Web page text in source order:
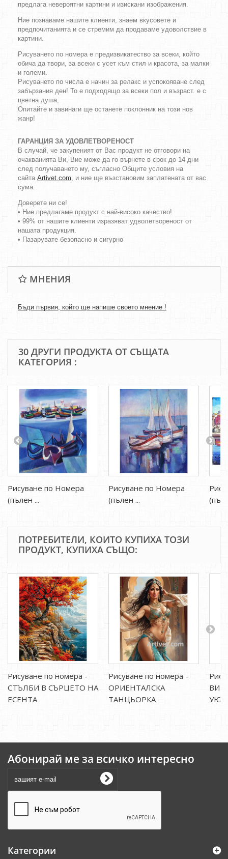
предлага невероятни картини и изискани изображения.
Ние познаваме нашите клиенти, знаем вкусовете и
предпочитанията и се стремим да продаваме удоволствие в
картини.
Рисуването по номера е предизвикатество за всеки, който
обича да твори, за всеки с усет към стил и красота, за малки
и големи.
Рисуването по числа е начин за релакс и успокояване след
забързания ден! То е подходящо за всеки пол и възраст. е с
цветна душа,
Опитайте и завинаги ще останете поклонник на този нов
жанр!
ГАРАНЦИЯ ЗА УДОВЛЕТВОРЕНОСТ
В случай, че закупеният от Вас продукт не отговори на
очакванията Ви, Вие може да го върнете в срок до 14 дни
след получаването му, съгласно Общите условия на
сайта Artivet.com, и ние ще възстановим заплатената от вас
сума.
Доверете ни се!
• Ние предлагаме продукт с най-високо качество!
• 99% от нашите клиенти изразяват удволетвореност от
нашата продукция.
• Пазарувате безопасно и сигурно
МНЕНИЯ
Бъди първия, който ще напише своето мнение !
30 ДРУГИ ПРОДУКТА ОТ СЪЩАТА
КАТЕГОРИЯ :
Рисуване по Номера
(пълен ...
Рисуване по Номера
(пълен ...
ПОТРЕБИТЕЛИ, КОИТО КУПИХА ТОЗИ
ПРОДУКТ, КУПИХА СЪЩО:
Рисуване по номера -
СТЪЛБИ В СЪРЦЕТО НА
ЕСЕНТА
Рисуване по номера -
ОРИЕНТАЛСКА
ТАНЦЬОРКА
Абонирай ме за всичко интересно
Категории